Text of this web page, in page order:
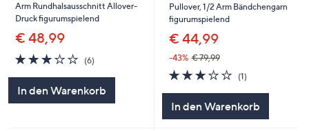
Arm Rundhalsausschnitt Allover-
Druck figurumspielend
€ 48,99
3.2
von
(6)6
In den Warenkorb
Pullover, 1/2 Arm Bändchengarn
figurumspielend
€ 44,99
-43% € 79,99
3.0
von
(1)
In den Warenkorb